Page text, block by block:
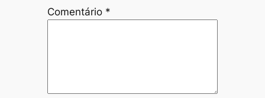
Comentário *